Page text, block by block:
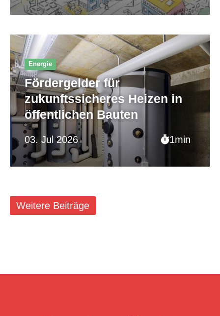
03. Jul 2026 1min
Energie
Fördergelder für
zukunftssicheres Heizen in
öffentlichen Bauten
Weitere Beiträge